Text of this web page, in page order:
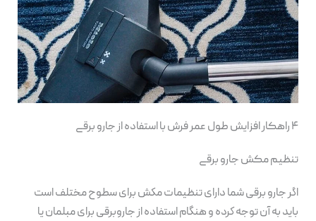
۴ راهکار افزایش طول عمر فرش با استفاده از جارو برقی
تنظیم مکش جارو برقی
اگر جارو برقی شما دارای تنظیمات مکش برای سطوح مختلف است
باید به آن توجه کرده و هنگام استفاده از جاروبرقی برای مبلمان یا